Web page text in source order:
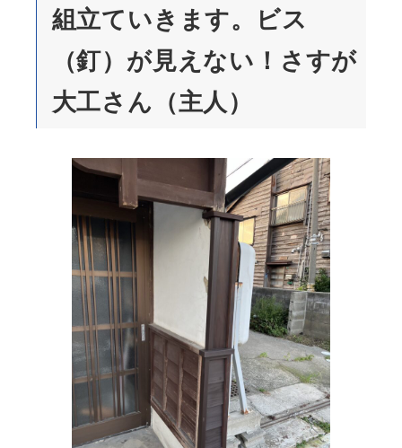
組立ていきます。ビス
（釘）が見えない！さすが
大工さん（主人）